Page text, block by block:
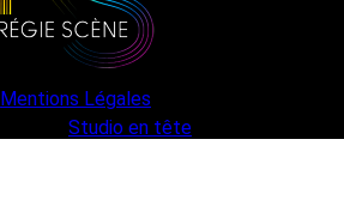
Mentions Légales
Studio en tête